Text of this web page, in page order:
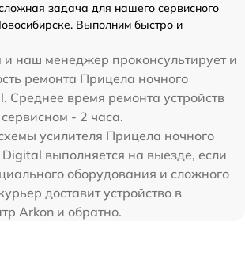
задача для нашего сервисного
Выполним быстро и
и наш менеджер проконсультирует и
ремонта Прицела ночного
Среднее время ремонта устройств
- 2 часа.
усилителя Прицела ночного
выполняется на выезде, если
оборудования и сложного
доставит устройство в
Arkon и обратно.